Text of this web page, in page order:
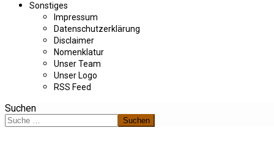
Sonstiges
Impressum
Datenschutzerklärung
Disclaimer
Nomenklatur
Unser Team
Unser Logo
RSS Feed
Suchen
Suchen